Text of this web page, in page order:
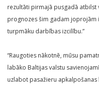
rezultāti pirmajā pusgadā atbilst
prognozes šim gadam
turpmāku darbības izcilību.”
“Raugoties nākotnē, mūsu
labāko Baltijas valstu
uzlabot pasažieru